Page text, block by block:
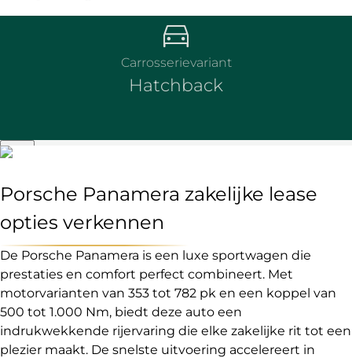
Carrosserievariant
Hatchback
Porsche Panamera zakelijke lease
opties verkennen
De Porsche Panamera is een luxe sportwagen die
prestaties en comfort perfect combineert. Met
motorvarianten van 353 tot 782 pk en een koppel van
500 tot 1.000 Nm, biedt deze auto een
indrukwekkende rijervaring die elke zakelijke rit tot een
plezier maakt. De snelste uitvoering accelereert in